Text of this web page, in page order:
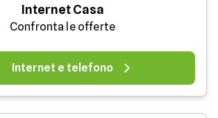
Internet Casa
Confronta le offerte
Internet e telefono